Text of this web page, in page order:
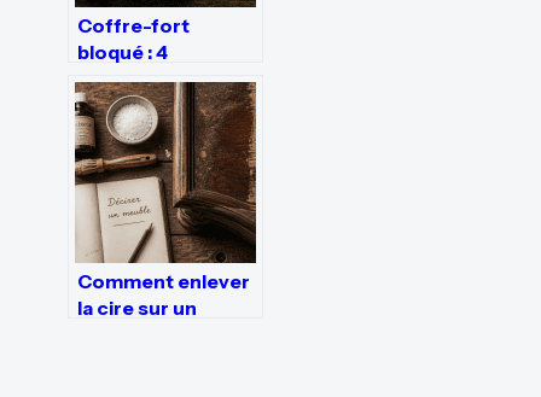
Coffre-fort
bloqué : 4
méthodes
d’ouverture selon
le mécanisme et le
type d’urgence
Comment enlever
la cire sur un